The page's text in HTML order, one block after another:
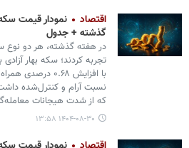
اقتصاد
نمودار قیمت
گذشته + جدول
در هفته گذشته، هر دو نوع
با افزایش ۰.۶۸
نسبت آرام و کنترل‌شده
که از شدت هیجانات
۱۴۰۴-۰۸-۳۰ ۱۳:۵۸